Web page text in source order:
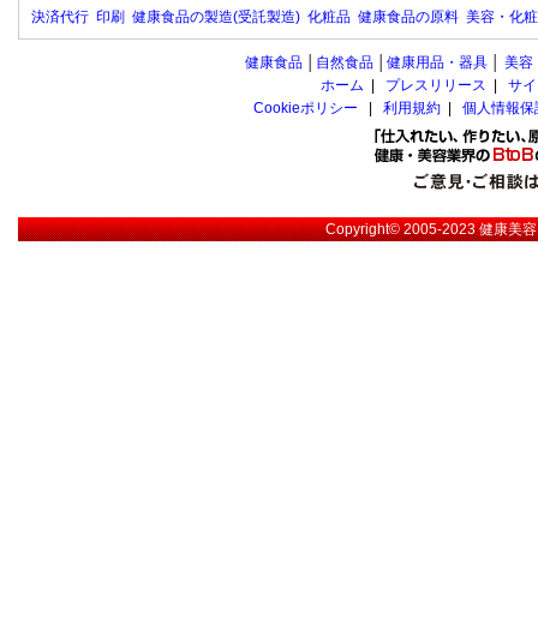
決済代行 印刷 健康食品の製造(受託製造) 化粧品 健康食品の原料 美容・化
健康食品 自然食品 健康用品・器具 美容
ホーム
プレスリリース
サ
Cookieポリシー
利用規約 個人情報
Copyright© 2005-2023健康美